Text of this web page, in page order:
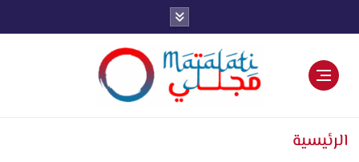
ل
الرئيسية